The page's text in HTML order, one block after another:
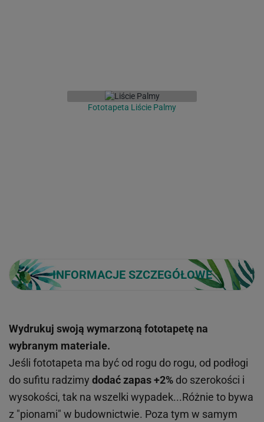
Fototapeta Liście Palmy
INFORMACJE SZCZEGÓŁOWE
Wydrukuj swoją wymarzoną fototapetę na
wybranym materiale.
Jeśli fototapeta ma być od rogu do rogu, od podłogi
do sufitu radzimy dodać zapas +2% do szerokości i
wysokości, tak na wszelki wypadek...Różnie to bywa
z "pionami" w budownictwie. Poza tym w samym